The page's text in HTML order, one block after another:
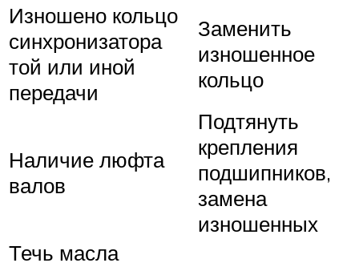
Изношено кольцо
синхронизатора
той или иной
передачи
Заменить
изношенное
кольцо
Наличие люфта
валов
Подтянуть
крепления
подшипников,
замена
изношенных
Течь масла